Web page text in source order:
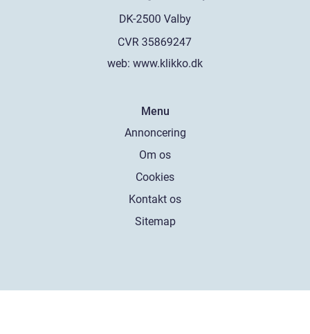
web: www.klikko.dk
Menu
Annoncering
Om os
Cookies
Kontakt os
Sitemap